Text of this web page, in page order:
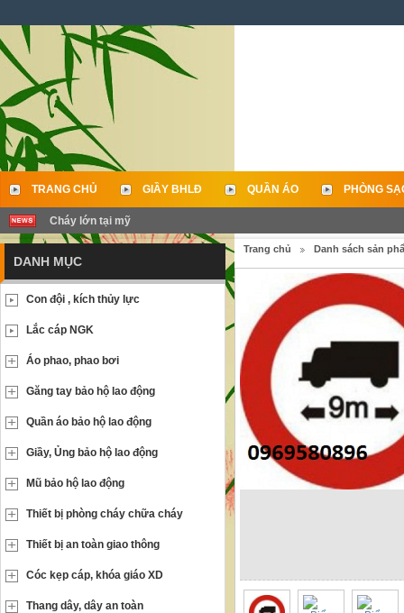
TRANG CHỦ GIẦY BHLĐ QUẦN ÁO PHÒNG
LIÊN HỆ
Cháy lớn tại mỹ
Trang chủ Danh sách sản
DANH MỤC
Con đội , kích thủy lực
Lắc cáp NGK
Áo phao, phao bơi
Găng tay bảo hộ lao động
Quần áo bảo hộ lao động
Giầy, Ủng bảo hộ lao động
Mũ bảo hộ lao động
Thiết bị phòng cháy chữa cháy
Thiết bị an toàn giao thông
Cóc kẹp cáp, khóa giáo XD
Thang dây, dây an toàn